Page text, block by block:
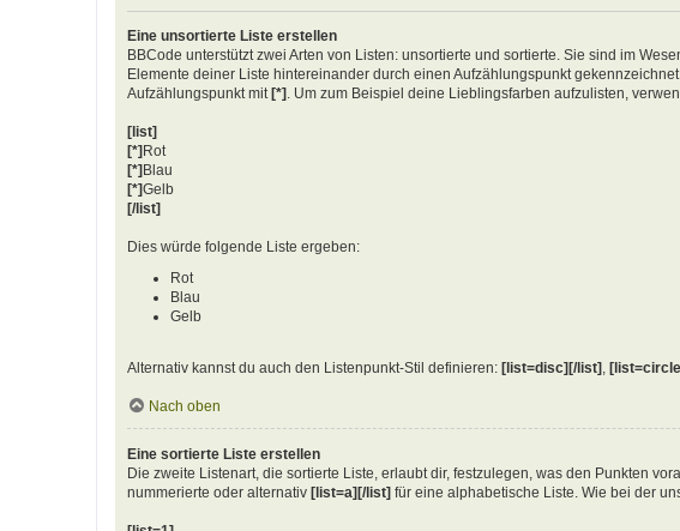
Eine unsortierte Liste erstellen
BBCode unterstützt zwei Arten von Listen: unsortierte und sortierte. Sie sind im
Elemente deiner Liste hintereinander durch einen Aufzählungspunkt
Aufzählungspunkt mit [*] . Um zum Beispiel deine Lieblingsfarben aufzulisten,
[list]
[*] Rot
[*] Blau
[*]Gelb
[/list]
Dies würde folgende Liste ergeben:
Rot
Blau
Gelb
Alternativ kannst du auch den Listenpunkt-Stil definieren: [list=disc][/list]
Nach oben
Eine sortierte Liste erstellen
Die zweite Listenart, die sortierte Liste, erlaubt dir, festzulegen, was den Punkten
nummerierte oder alternativ [list=a][/list] für eine alphabetische Liste. Wie bei der